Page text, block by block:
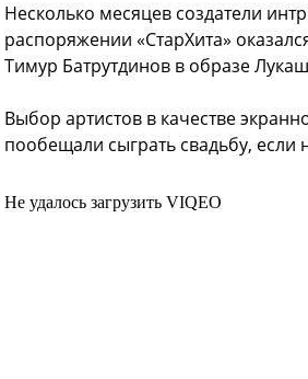
Несколько месяцев создатели
распоряжении «СтарХита»
Тимур Батрутдинов в образе
Выбор артистов в качестве
пообещали сыграть свадьбу, если
Не удалось загрузить VIQEO